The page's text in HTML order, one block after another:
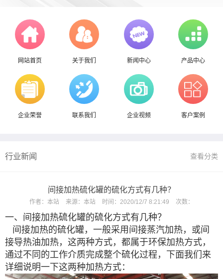
网站首页 关于我们 新闻中心 产品中心
企业荣誉 联系我们 企业视频 客户案例
行业新闻 查看分类
间接加热硫化罐的硫化方式有几种？
作者： 本站 来源： 本站 时间： 2020/12/7 8:21:49 次数：
一、间接加热硫化罐的硫化方式有几种？
间接加热的硫化罐，一般采用间接蒸汽加热，或间
接导热油加热，这两种方式，都属于环保加热方式，
通过不同的工作介质完成整个硫化过程，下面我们来
详细说明一下这两种加热方式：